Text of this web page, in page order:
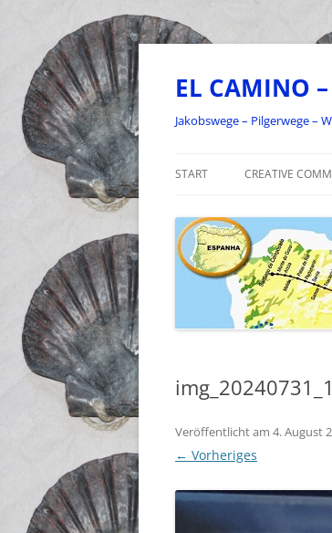
Zum
EL CAMINO
Jakobswege – Pilgerwege –
START CREATIVE
Veröffentlicht am 4. August
← Vorheriges